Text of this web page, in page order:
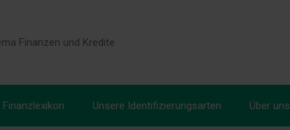
Finanzen und Kredite
Finanzlexikon Unsere Identifizierungsarten Über uns